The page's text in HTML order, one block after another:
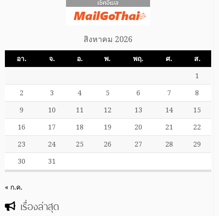
สิงหาคม 2026
อา. จ. อ. พ. พฤ. ศ. ส.
1
2 3 4 5 6 7 8
9 10 11 12 13 14 15
16 17 18 19 20 21 22
23 24 25 26 27 28 29
30 31
« ก.ค.
เรื่องล่าสุด